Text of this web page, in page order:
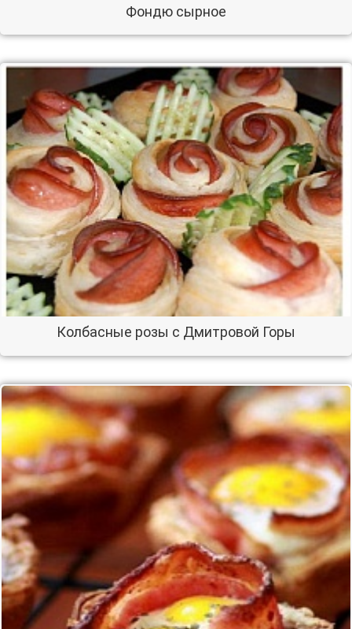
Фондю сырное
Колбасные розы с Дмитровой Горы